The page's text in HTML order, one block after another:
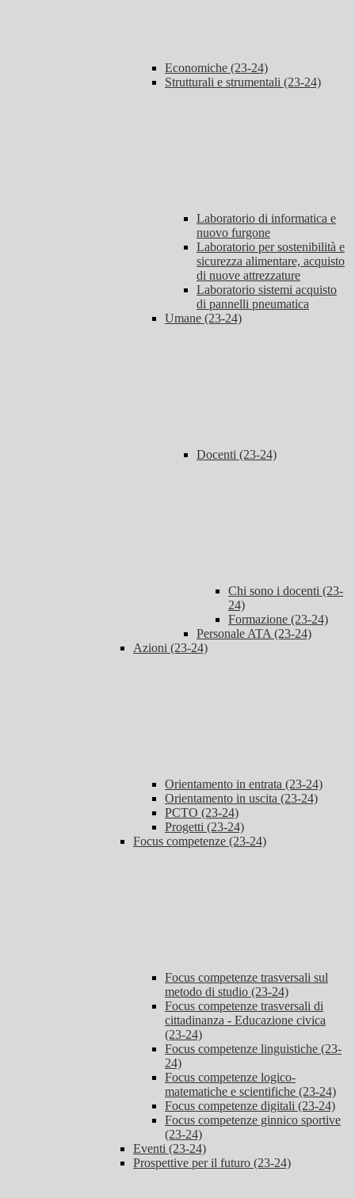
Economiche (23-24)
Strutturali e strumentali (23-24)
Laboratorio di informatica e
nuovo furgone
Laboratorio per sostenibilità e
sicurezza alimentare, acquisto
di nuove attrezzature
Laboratorio sistemi acquisto
di pannelli pneumatica
Umane (23-24)
Docenti (23-24)
Chi sono i docenti (23-
24)
Formazione (23-24)
Personale ATA (23-24)
Azioni (23-24)
Orientamento in entrata (23-24)
Orientamento in uscita (23-24)
PCTO (23-24)
Progetti (23-24)
Focus competenze (23-24)
Focus competenze trasversali sul
metodo di studio (23-24)
Focus competenze trasversali di
cittadinanza - Educazione civica
(23-24)
Focus competenze linguistiche (23-
24)
Focus competenze logico-
matematiche e scientifiche (23-24)
Focus competenze digitali (23-24)
Focus competenze ginnico sportive
(23-24)
Eventi (23-24)
Prospettive per il futuro (23-24)